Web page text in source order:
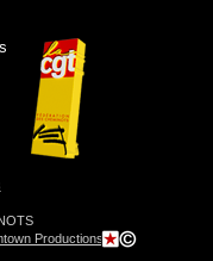
Productions